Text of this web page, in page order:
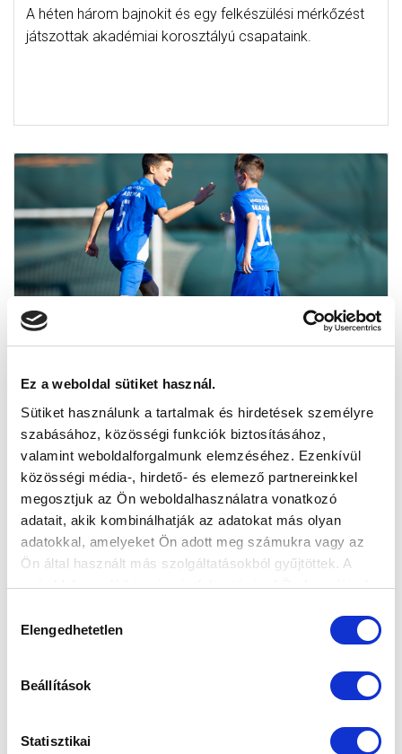
Ez a weboldal sütiket használ.
Sütiket használunk a tartalmak és hirdetések személyre
szabásához, közösségi funkciók biztosításához,
valamint weboldalforgalmunk elemzéséhez. Ezenkívül
közösségi média-, hirdető- és elemező partnereinkkel
megosztjuk az Ön weboldalhasználatra vonatkozó
adatait, akik kombinálhatják az adatokat más olyan
adatokkal, amelyeket Ön adott meg számukra vagy az
Ön által használt más szolgáltatásokból gyűjtöttek. A
weboldalon való böngészés folytatásával Ön hozzájárul a
kiválasztása
Elengedhetetlen
Beállítások
Statisztikai
A héten három bajnokit és egy felkészülési mérkőzést
játszottak akadémiai korosztályú csapataink.
U13-AS ÉS U12-ES GYŐZELEM AZ FTC
ELLEN
2026-04-13 10:27:08
Mindkét csapatunk hazai pályán diadalmaskodott.